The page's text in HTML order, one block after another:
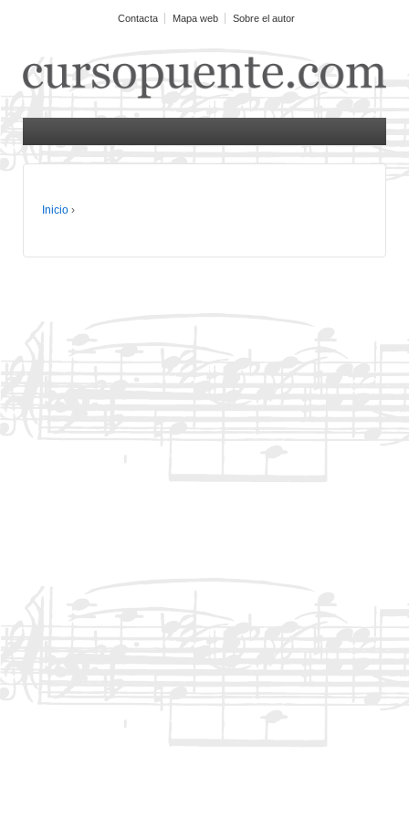
Contacta Mapa web Sobre el autor
Inicio ›